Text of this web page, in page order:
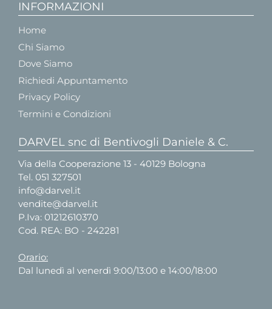
INFORMAZIONI
Home
Chi Siamo
Dove Siamo
Richiedi Appuntamento
Privacy Policy
Termini e Condizioni
DARVEL snc di Bentivogli Daniele & C.
Via della Cooperazione 13 - 40129 Bologna
Tel. 051 327501
info@darvel.it
vendite@darvel.it
P.Iva: 01212610370
Cod. REA: BO - 242281
Orario:
Dal lunedì al venerdì 9:00/13:00 e 14:00/18:00